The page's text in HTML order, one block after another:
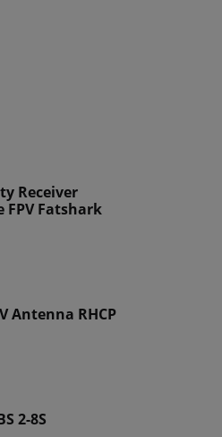
Receiver
FPV Fatshark
Antenna RHCP
2-8S